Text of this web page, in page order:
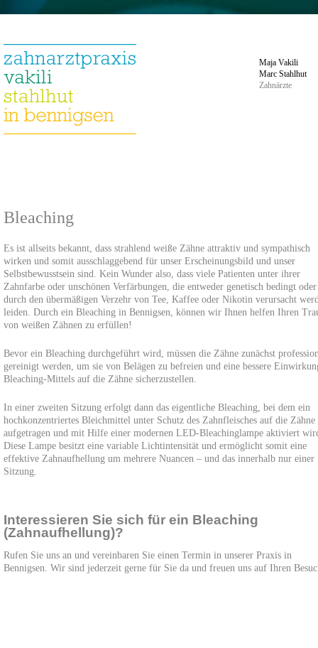
Maja Vakili
Marc Stahlhut
Zahnärzte
Bleaching
Es ist allseits bekannt, dass strahlend weiße Zähne attraktiv und sympathisch
wirken und somit ausschlaggebend für unser Erscheinungsbild und unser
Selbstbewusstsein sind. Kein Wunder also, dass viele Patienten unter ihrer
Zahnfarbe oder unschönen Verfärbungen, die entweder genetisch bedingt oder
durch den übermäßigen Verzehr von Tee, Kaffee oder Nikotin verursacht
leiden. Durch ein Bleaching in Bennigsen, können wir Ihnen helfen Ihren
von weißen Zähnen zu erfüllen!
Bevor ein Bleaching durchgeführt wird, müssen die Zähne zunächst
gereinigt werden, um sie von Belägen zu befreien und eine bessere
Bleaching-Mittels auf die Zähne sicherzustellen.
In einer zweiten Sitzung erfolgt dann das eigentliche Bleaching, bei dem ein
hochkonzentriertes Bleichmittel unter Schutz des Zahnfleisches auf die Zähne
aufgetragen und mit Hilfe einer modernen LED-Bleachinglampe aktiviert
Diese Lampe besitzt eine variable Lichtintensität und ermöglicht somit eine
effektive Zahnaufhellung um mehrere Nuancen – und das innerhalb nur einer
Sitzung.
Interessieren Sie sich für ein Bleaching
(Zahnaufhellung)?
Rufen Sie uns an und vereinbaren Sie einen Termin in unserer Praxis in
Bennigsen. Wir sind jederzeit gerne für Sie da und freuen uns auf Ihren